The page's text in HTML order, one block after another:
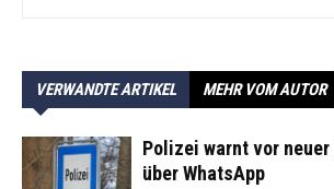
VERWANDTE ARTIKEL MEHR VOM AUTOR
Polizei warnt vor
über WhatsApp